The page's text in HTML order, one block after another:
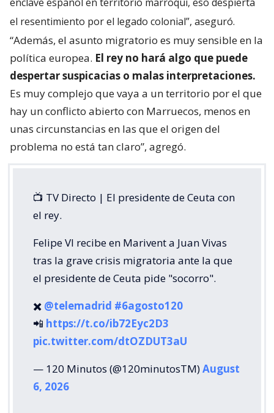
el resentimiento por el legado colonial”, aseguró.
“Además, el asunto migratorio es muy sensible en la
política europea. El rey no hará algo que puede
despertar suspicacias o malas interpretaciones.
Es muy complejo que vaya a un territorio por el que
hay un conflicto abierto con Marruecos, menos en
unas circunstancias en las que el origen del
problema no está tan claro”, agregó.
📺 TV Directo | El presidente de Ceuta con
el rey.
Felipe VI recibe en Marivent a Juan Vivas
tras la grave crisis migratoria ante la que
el presidente de Ceuta pide "socorro".
✖️ @telemadrid #6agosto120
📲 https://t.co/ib72Eyc2D3
pic.twitter.com/dtOZDUT3aU
— 120 Minutos (@120minutosTM)August
6, 2026